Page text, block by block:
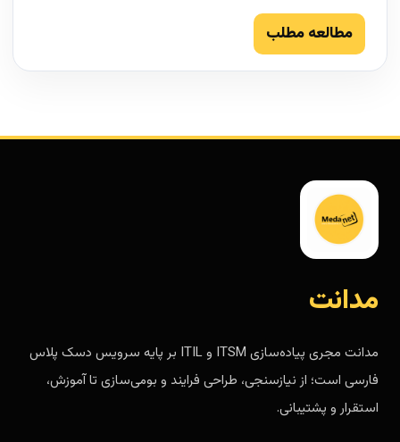
مطالعه مطلب
مدانت
مدانت مجری پیاده‌سازی ITSM و ITIL بر پایه سرویس دسک پلاس
فارسی است؛ از نیازسنجی، طراحی فرایند و بومی‌سازی تا آموزش،
استقرار و پشتیبانی.